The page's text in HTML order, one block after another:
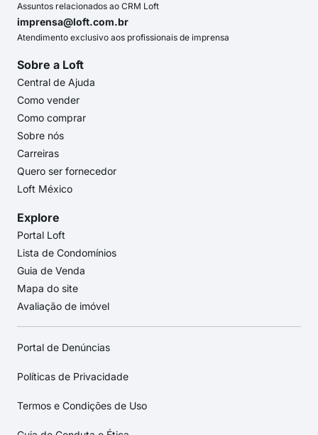
Assuntos relacionados ao CRM Loft
imprensa@loft.com.br
Atendimento exclusivo aos profissionais de imprensa
Sobre a Loft
Central de Ajuda
Como vender
Como comprar
Sobre nós
Carreiras
Quero ser fornecedor
Loft México
Explore
Portal Loft
Lista de Condomínios
Guia de Venda
Mapa do site
Avaliação de imóvel
Portal de Denúncias
Políticas de Privacidade
Termos e Condições de Uso